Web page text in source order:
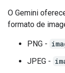
O Gemini
formato de
PNG -
JPEG -